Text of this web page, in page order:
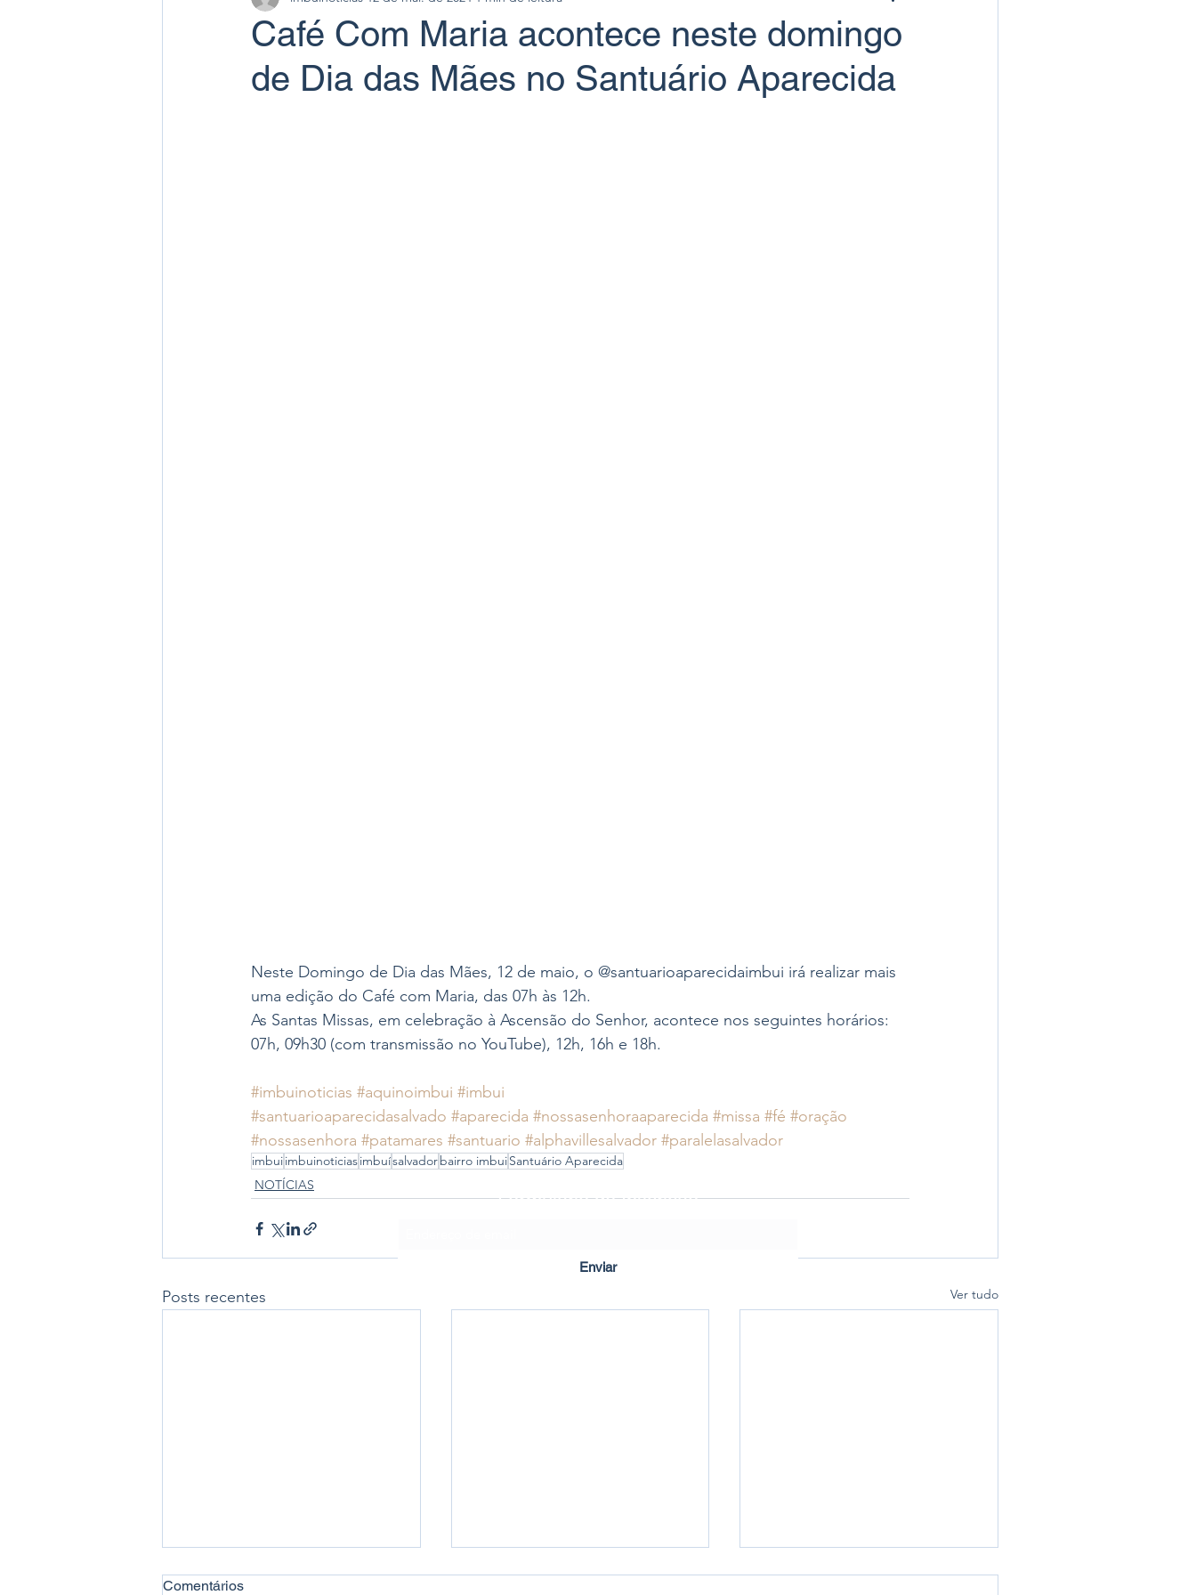
Café Com Maria acontece neste domingo
de Dia das Mães no Santuário Aparecida
Neste Domingo de Dia das Mães, 12 de maio, o @santuarioaparecidaimbui irá realizar mais
uma edição do Café com Maria, das 07h às 12h.
As Santas Missas, em celebração à Ascensão do Senhor, acontece nos seguintes horários:
07h, 09h30 (com transmissão no YouTube), 12h, 16h e 18h.
#imbuinoticias #aquinoimbui #imbui
#santuarioaparecidasalvado #aparecida #nossasenhoraaparecida #missa #fé #oração
#nossasenhora #patamares #santuario #alphavillesalvador #paralelasalvador
imbuiimbuinoticiasimbuísalvadorbairro imbuiSantuário Aparecida
NOTÍCIAS
Posts recentes Ver tudo
Comentários
Formulário de Inscrição
Enviar